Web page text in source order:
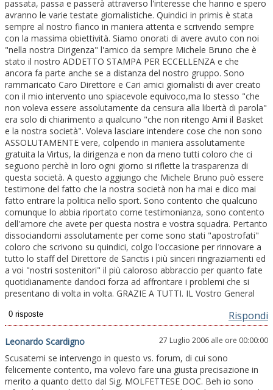
passata, passa e passerà attraverso l'interesse che hanno e spero
avranno le varie testate giornalistiche. Quindici in primis è stata
sempre al nostro fianco in maniera attenta e scrivendo sempre
con la massima obiettività. Siamo onorati di avere avuto con noi
"nella nostra Dirigenza" l'amico da sempre Michele Bruno che è
stato il nostro ADDETTO STAMPA PER ECCELLENZA e che
ancora fa parte anche se a distanza del nostro gruppo. Sono
rammaricato Caro Direttore e Cari amici giornalisti di aver creato
con il mio intervento uno spiacevole equivoco,ma lo stesso "che
non voleva essere assolutamente da censura alla libertà di parola"
era solo di chiarimento a qualcuno "che non ritengo Ami il Basket
e la nostra società". Voleva lasciare intendere cose che non sono
ASSOLUTAMENTE vere, colpendo in maniera assolutamente
gratuita la Virtus, la dirigenza e non da meno tutti coloro che ci
seguono perchè in loro ogni giorno si riflette la trasparenza di
questa società. A questo aggiungo che Michele Bruno può essere
testimone del fatto che la nostra società non ha mai e dico mai
fatto entrare la politica nello sport. Sono contento che qualcuno
comunque lo abbia riportato come testimonianza, sono contento
dell'amore che avete per questa nostra e vostra squadra. Pertanto
dissociandomi assolutamente per come sono stati "apostrofati"
coloro che scrivono su quindici, colgo l'occasione per rinnovare a
tutto lo staff del Direttore de Sanctis i più sinceri ringraziamenti ed
a voi "nostri sostenitori" il più caloroso abbraccio per quanto fate
quotidianamente dandoci forza ad affrontare i problemi che si
presentano di volta in volta. GRAZIE A TUTTI. IL Vostro General
Rispondi
Leonardo Scardigno 27 Luglio 2006 alle ore 00:00:00
Scusatemi se intervengo in questo vs. forum, di cui sono
felicemente contento, ma volevo fare una giusta precisazione in
merito a quanto detto dal Sig. MOLFETTESE DOC. Beh io sono